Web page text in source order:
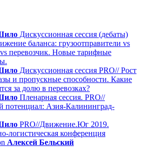
Дискуссионная сессия (дебаты)
баланса: грузоотправители vs
перевозчик. Новые тарифные
Дискуссионная сессия PRO// Рост
и пропускные способности. Какие
за долю в перевозках?
Пленарная сессия. PRO//
потенциал: Азия-Калининград-
PRO//Движение.Юг 2019.
логистическая конференция
Алексей Бельский